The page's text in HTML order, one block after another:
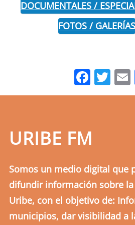
DOCUMENTALES /
FOTOS / GALERÍAS
URIBE FM
Somos un medio digital que
difundir información sobre
Uribe, con el objetivo de:
municipios, dar visibilidad a